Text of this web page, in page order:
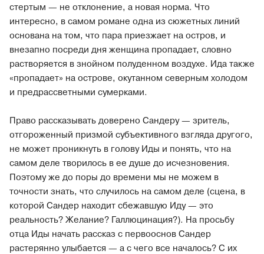
стертым — не отклонение, а новая норма. Что
интересно, в самом романе одна из сюжетных линий
основана на том, что пара приезжает на остров, и
внезапно посреди дня женщина пропадает, словно
растворяется в знойном полуденном воздухе. Ида также
«пропадает» на острове, окутанном северным холодом
и предрассветными сумерками.
Право рассказывать доверено Сандеру — зритель,
отгороженный призмой субъективного взгляда другого,
не может проникнуть в голову Иды и понять, что на
самом деле творилось в ее душе до исчезновения.
Поэтому же до поры до времени мы не можем в
точности знать, что случилось на самом деле (сцена, в
которой Сандер находит сбежавшую Иду — это
реальность? Желание? Галлюцинация?). На просьбу
отца Иды начать рассказ с первооснов Сандер
растерянно улыбается — а с чего все началось? С их